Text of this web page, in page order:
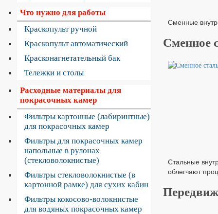
Что нужно для работы
Краскопульт ручной
Краскопульт автоматический
Красконагнетательный бак
Тележки и столы
Расходные материалы для
покрасочных камер
Фильтры картонные (лабиринтные)
для покрасочных камер
Фильтры для покрасочных камер
напольные в рулонах
(стекловолокнистые)
Фильтры стекловолокнистые (в
картонной рамке) для сухих кабин
Фильтры кокосово-волокнистые
для водяных покрасочных камер
Сменные
Сменное
Стальные
облегчают